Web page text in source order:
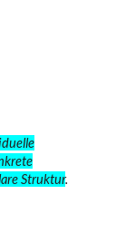
Struktur.